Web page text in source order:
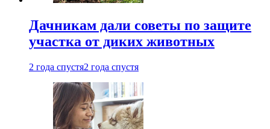
Дачникам дали советы по защите
участка от диких животных
2 года спустя2 года спустя